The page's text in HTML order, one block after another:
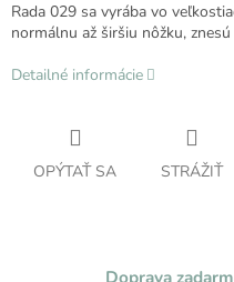
Rada 029 sa vyrába vo
normálnu až širšiu nôžku,
Detailné informácie
OPÝTAŤ SA STRÁŽIŤ
Doprava